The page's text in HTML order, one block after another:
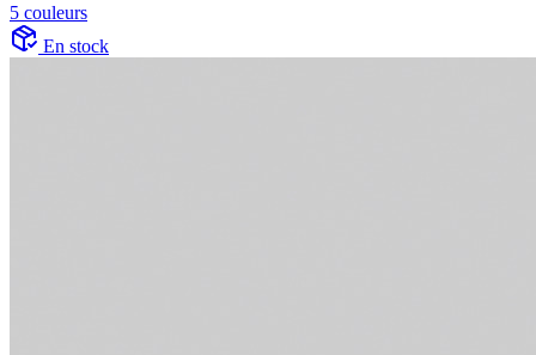
5 couleurs
En stock